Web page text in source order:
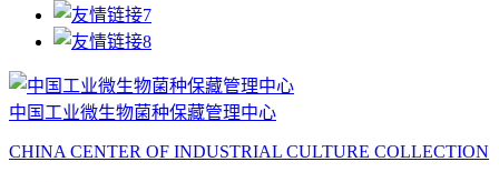
中国工业微生物菌种保藏管理中心
CHINA CENTER OF INDUSTRIAL CULTURE COLLECTION